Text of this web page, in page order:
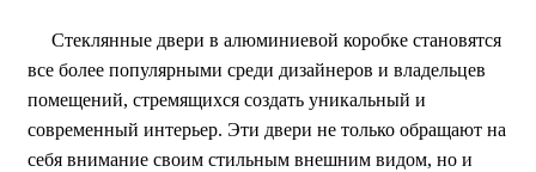
Стеклянные двери в алюминиевой коробке становятся
все более популярными среди дизайнеров и владельцев
помещений, стремящихся создать уникальный и
современный интерьер. Эти двери не только обращают на
себя внимание своим стильным внешним видом, но и